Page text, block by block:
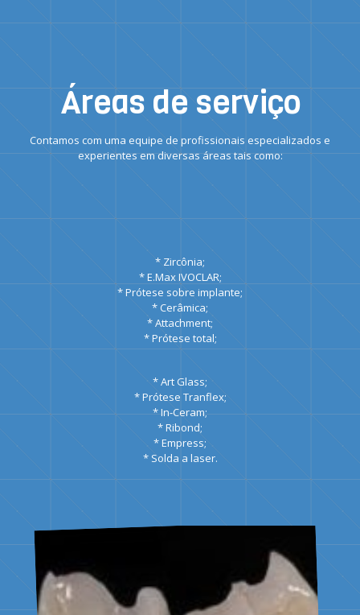
Áreas de serviço
Contamos com uma equipe de profissionais especializados e
experientes em diversas áreas tais como:
* Zircônia;
* E.Max IVOCLAR;
* Prótese sobre implante;
* Cerâmica;
* Attachment;
* Prótese total;
* Art Glass;
* Prótese Tranflex;
* In-Ceram;
* Ribond;
* Empress;
* Solda a laser.